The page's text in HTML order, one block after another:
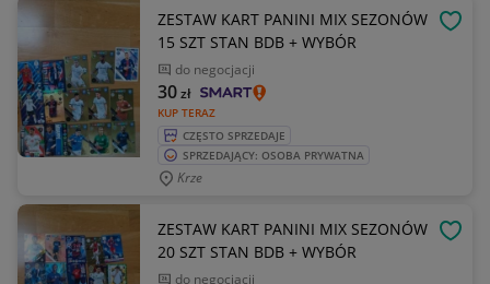
ZESTAW KART PANINI MIX SEZONÓW
15 SZT STAN BDB + WYBÓR
do negocjacji
KUP TERAZ
30zł
CZĘSTO SPRZEDAJE
SPRZEDAJĄCY: OSOBA PRYWATNA
Krze
ZESTAW KART PANINI MIX SEZONÓW
20 SZT STAN BDB + WYBÓR
do negocjacji